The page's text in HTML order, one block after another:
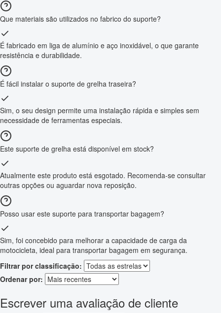
Que materiais são utilizados no fabrico do suporte?
É fabricado em liga de alumínio e aço inoxidável, o que garante
resistência e durabilidade.
É fácil instalar o suporte de grelha traseira?
Sim, o seu design permite uma instalação rápida e simples sem
necessidade de ferramentas especiais.
Este suporte de grelha está disponível em stock?
Atualmente este produto está esgotado. Recomenda-se consultar
outras opções ou aguardar nova reposição.
Posso usar este suporte para transportar bagagem?
Sim, foi concebido para melhorar a capacidade de carga da
motocicleta, ideal para transportar bagagem em segurança.
Filtrar por classificação:
Ordenar por:
Escrever uma avaliação de cliente